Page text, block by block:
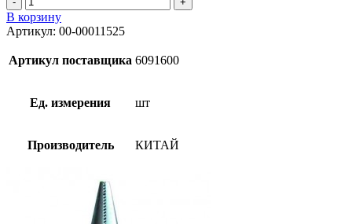
товара
Гвоздодер-
лом
Усиленный
600х30х16мм
В корзину
Артикул: 00-00011525
Артикул поставщика 6091600
Ед. измерения шт
Производитель КИТАЙ